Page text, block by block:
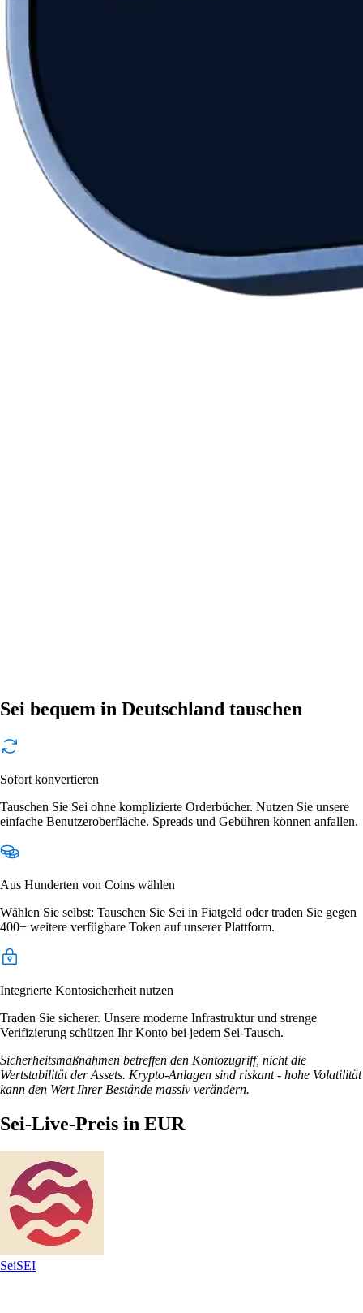
Sei bequem in Deutschland tauschen
Sofort konvertieren
Tauschen Sie Sei ohne komplizierte Orderbücher. Nutzen Sie unsere
einfache Benutzeroberfläche. Spreads und Gebühren können anfallen.
Aus Hunderten von Coins wählen
Wählen Sie selbst: Tauschen Sie Sei in Fiatgeld oder traden Sie gegen
400+ weitere verfügbare Token auf unserer Plattform.
Integrierte Kontosicherheit nutzen
Traden Sie sicherer. Unsere moderne Infrastruktur und strenge
Verifizierung schützen Ihr Konto bei jedem Sei-Tausch.
Sicherheitsmaßnahmen betreffen den Kontozugriff, nicht die
Wertstabilität der Assets. Krypto-Anlagen sind riskant - hohe Volatilität
kann den Wert Ihrer Bestände massiv verändern.
Sei-Live-Preis in EUR
SeiSEI